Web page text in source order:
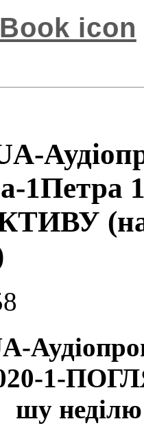
(на
020-1-
шу